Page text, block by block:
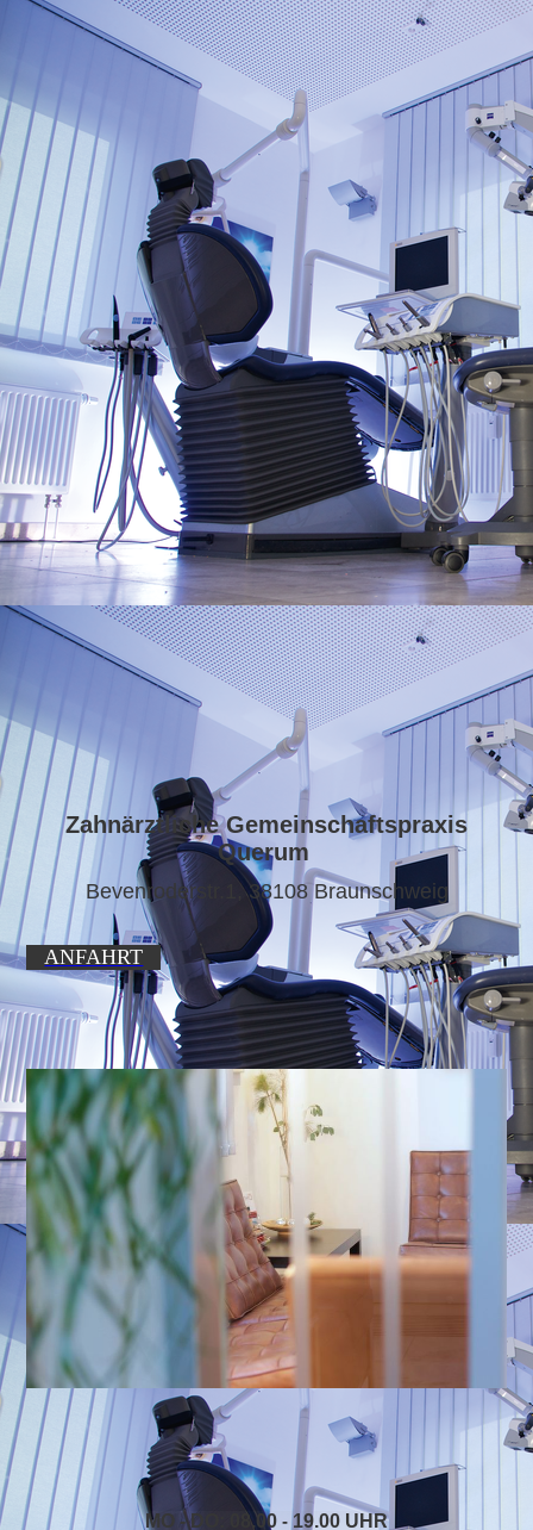
Zahnärztliche Gemeinschaftspraxis
Querum
Bevenroderstr.1, 38108 Braunschweig
ANFAHRT
MO - DO: 08.00 - 19.00 UHR